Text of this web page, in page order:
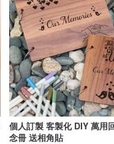
個人訂製 客製化 DIY 萬用
念冊 送相角貼